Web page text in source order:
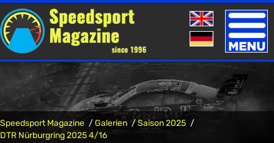
Toggle
Speedsport Magazine Galerien
Saison 2025
DTR Nürburgring 2025 4/16